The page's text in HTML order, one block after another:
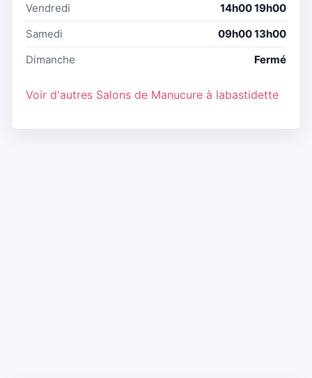
Vendredi
14h00 19h00
Samedi
09h00 13h00
Dimanche
Fermé
Voir d'autres Salons de Manucure à labastidette